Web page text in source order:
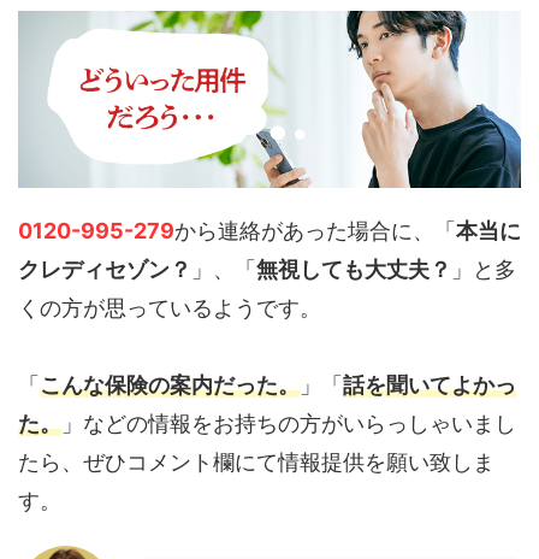
0120-995-279から連絡があった場合に、「 本当に
クレディセゾン？ 」、「 無視しても大丈夫？ 」と多
くの方が思っているようです。
「 こんな保険の案内だった。 」「 話を聞いてよかっ
た。 」などの情報をお持ちの方がいらっしゃいまし
たら、ぜひコメント欄にて情報提供を願い致しま
す。